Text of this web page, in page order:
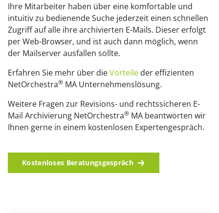
Ihre Mitarbeiter haben über eine komfortable und
intuitiv zu bedienende Suche jederzeit einen schnellen
Zugriff auf alle ihre archivierten E-Mails. Dieser erfolgt
per Web-Browser, und ist auch dann möglich, wenn
der Mailserver ausfallen sollte.
Erfahren Sie mehr über dieVorteile der effizienten
NetOrchestra® MA Unternehmenslösung.
Weitere Fragen zur Revisions- und rechtssicheren E-
Mail Archivierung NetOrchestra® MA beantworten wir
Ihnen gerne in einem kostenlosen Expertengespräch.
Kostenloses Beratungsgespräch